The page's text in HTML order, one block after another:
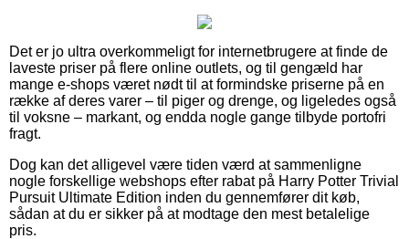
Det er jo ultra overkommeligt for internetbrugere at finde de
laveste priser på flere online outlets, og til gengæld har
mange e-shops været nødt til at formindske priserne på en
række af deres varer – til piger og drenge, og ligeledes også
til voksne – markant, og endda nogle gange tilbyde portofri
fragt.
Dog kan det alligevel være tiden værd at sammenligne
nogle forskellige webshops efter rabat på Harry Potter Trivial
Pursuit Ultimate Edition inden du gennemfører dit køb,
sådan at du er sikker på at modtage den mest betalelige
pris.